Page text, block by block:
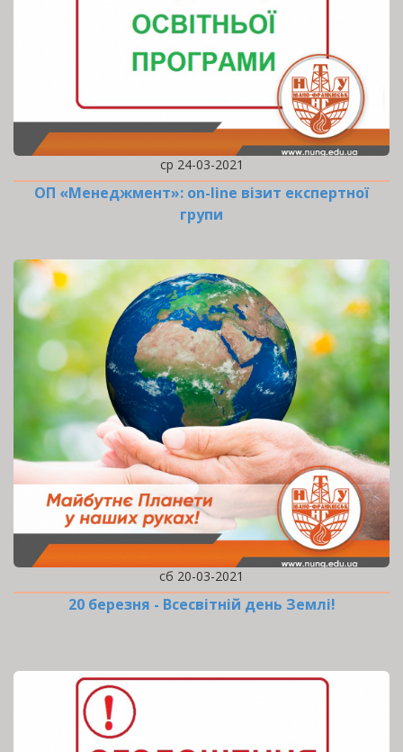
ср 24-03-2021
ОП «Менеджмент»: оn-line візит експертної
групи
сб 20-03-2021
20 березня - Всесвітній день Землі!